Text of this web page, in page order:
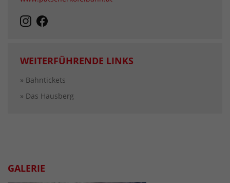
WEITERFÜHRENDE LINKS
» Bahntickets
» Das Hausberg
GALERIE